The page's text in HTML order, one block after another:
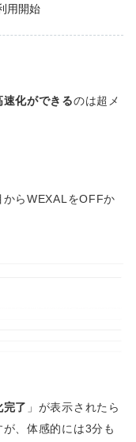
用開始
化ができるのは超メ
らWEXALをOFFか
完了 」が表示されたら
、体感的には3分も